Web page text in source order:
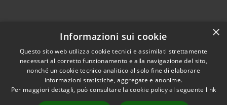
Accessibilità
Privacy
Copyright © 2024 •
Comune di Mazara del
Vallo• Powered
×
Informazioni sui cookie
Questo sito web utilizza cookie tecnici e assimilati strettamente
necessari al corretto funzionamento e alla navigazione del sito,
nonché un cookie tecnico analitico al solo fine di elaborare
informazioni statistiche, aggregate e anonime.
Per maggiori dettagli, può consultare la cookie policy al seguente link